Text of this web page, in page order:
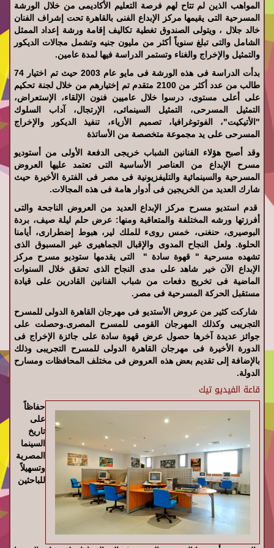
المواهب الذين لم تتاح لهم فرصة التعليم الأكاديمى من خلال الورشة
المسرحية التى يقيمها مركز الإبداع الفنى بالقاهرة تحت إشراف الفنان
خالد جلال ، ويتولى الصندوق تغطية تكاليف إقامة ورشة إعداد الممثل
الشامل والتى تبلغ سنوياً أكثر من مليون جنيه وتشمل مجالات الديكور
والتمثيل والإخراج والغناء وتستمر الدراسة فيها لمدة عامين.
بدأت الدراسة فى هذه الورشة فى مايو عام 2003 حيث تم اختيار 74
طالب من عدد أكثر من 2100 متقدم تم إختيارهم من خلال لجنة تحكيم
على أعلى مستوى، درسوا خلال عاميين فنون الإلقاء، الإستعراض،
التمثيل المسرحى، التمثيل السينمائى، الإرتجال، آداب السلوك
"الأتيكيت"، الفوتوغرافيا، تصميم الأزياء، تنفيذ الديكور والإخراج
المسرحى على يد مجموعة متخصصة من الأساتذة
وقد أصبح هؤلاء الفنانين الشباب خريجى الدفعة الأولى من أستوديو
مسرح الإبداع من العناصر الأساسية التى تعتمد عليها العروض
المسرحية والسينمائية والتليفزيونية فى مصر فى الفترة الأخيرة حيث
شارك العديد من الخريجين فى أدوار هامة فى هذه المجالات.
قدم استديو مسرح مركز الإبداع العديد من العروض الناجحة والتى
أفرزتها ورشه المختلفة والمتعاقبة ومنها: عرض حلم ليلة صيف، بردة
البوصيرى، حنغنى، خمس روىء للملك لير، هبوط إضطرارى، أيامنا
الحلوة. ولعل النجاح المدوى والإقبال الجماهيرى غير المسبوق الذى
تشهده مسرحية " قهوة سادة " التى يقدمها ستوديو مسرح مركز
الإبداع الآن خير شاهد على مدى النجاح الذى تحقق خلال السنوات
الماضية فى تخريج دفعات من شباب الفنانين القادرين على قيادة
مستقبل الحركة المسرحية فى مصر.
شاركت كثير من عروض الأستديو فى مهرجان القاهرة الدولى للمسرح
التجريبى وكذلك المهرجان القومى للمسرح المصرى.وحصلت على
جوائز عديدة آخرها حصول عرض قهوة سادة على جائزة الإخراج فى
الدورة الأخيرة فى مهرجان القاهرة الدولى للمسرح التجريبى وذلك
بالإضافة إلى تقديم بعض هذه العروض فى مختلف المحافظات ومسارح
الدولة.
قاعة الفيديو تيك
حفاظاً
على
تاريخ
السينما
المصرية
وتسهيلاً
للباحثين